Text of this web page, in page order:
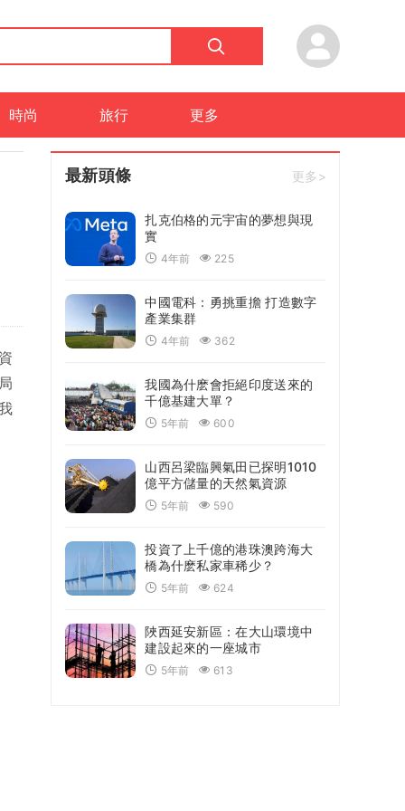
時尚 旅行 更多
最新頭條 更多>
扎克伯格的元宇宙的夢想與現
實
4年前 225
中國電科：勇挑重擔 打造數字
產業集群
4年前 362
我國為什麽會拒絕印度送來的
千億基建大單？
5年前 600
山西呂梁臨興氣田已探明1010
億平方儲量的天然氣資源
5年前 590
投資了上千億的港珠澳跨海大
橋為什麽私家車稀少？
5年前 624
陜西延安新區：在大山環境中
建設起來的一座城市
5年前 613